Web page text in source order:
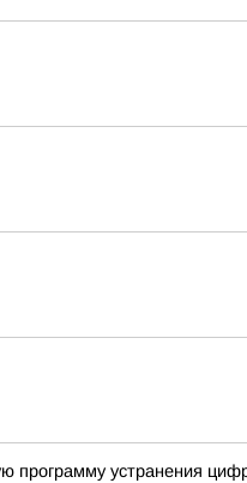
программу устранения